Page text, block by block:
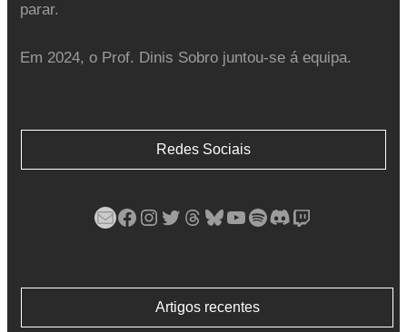
parar.
Em 2024, o Prof. Dinis Sobro juntou-se á equipa.
Redes Sociais
Mail Facebook Instagram Twitter Threads Bluesky YouTube Spotify Discord Twitch
Artigos recentes